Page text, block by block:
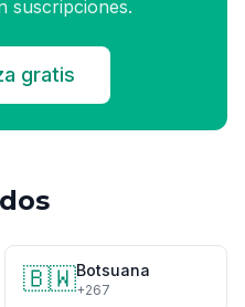
suscripciones.
gratis
🇧🇼Botsuana
+267